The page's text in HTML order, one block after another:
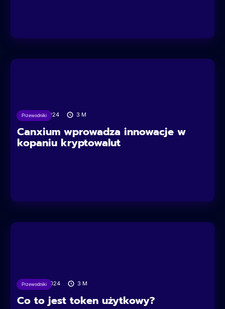
Przewodniki
09/10/2024 3 M
Canxium wprowadza innowacje w
kopaniu kryptowalut
Przewodniki
29/07/2024 3 M
Co to jest token użytkowy?